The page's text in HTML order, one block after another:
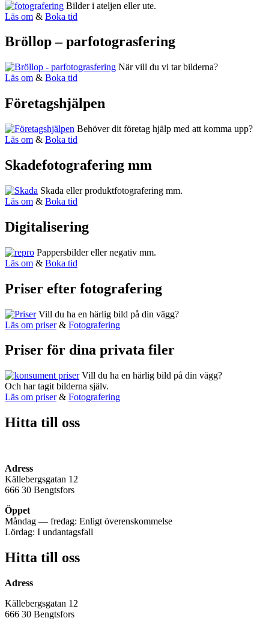
Bilder i ateljen eller ute.
Läs om & Boka tid
Bröllop – parfotograsfering
När vill du vi tar bilderna?
Läs om & Boka tid
Företagshjälpen
Behöver dit företag hjälp med att komma upp?
Läs om & Boka tid
Skadefotografering mm
Skada eller produktfotografering mm.
Läs om & Boka tid
Digitalisering
Pappersbilder eller negativ mm.
Läs om & Boka tid
Priser efter fotografering
Vill du ha en härlig bild på din vägg?
Läs om priser& Fotografering
Priser för dina privata filer
Vill du ha en härlig bild på din vägg?
Och har tagit bilderna själv.
Läs om priser& Fotografering
Hitta till oss
Adress
Källebergsgatan 12
666 30 Bengtsfors
Öppet
Måndag — fredag: Enligt överenskommelse
Lördag: I undantagsfall
Hitta till oss
Adress
Källebergsgatan 12
666 30 Bengtsfors